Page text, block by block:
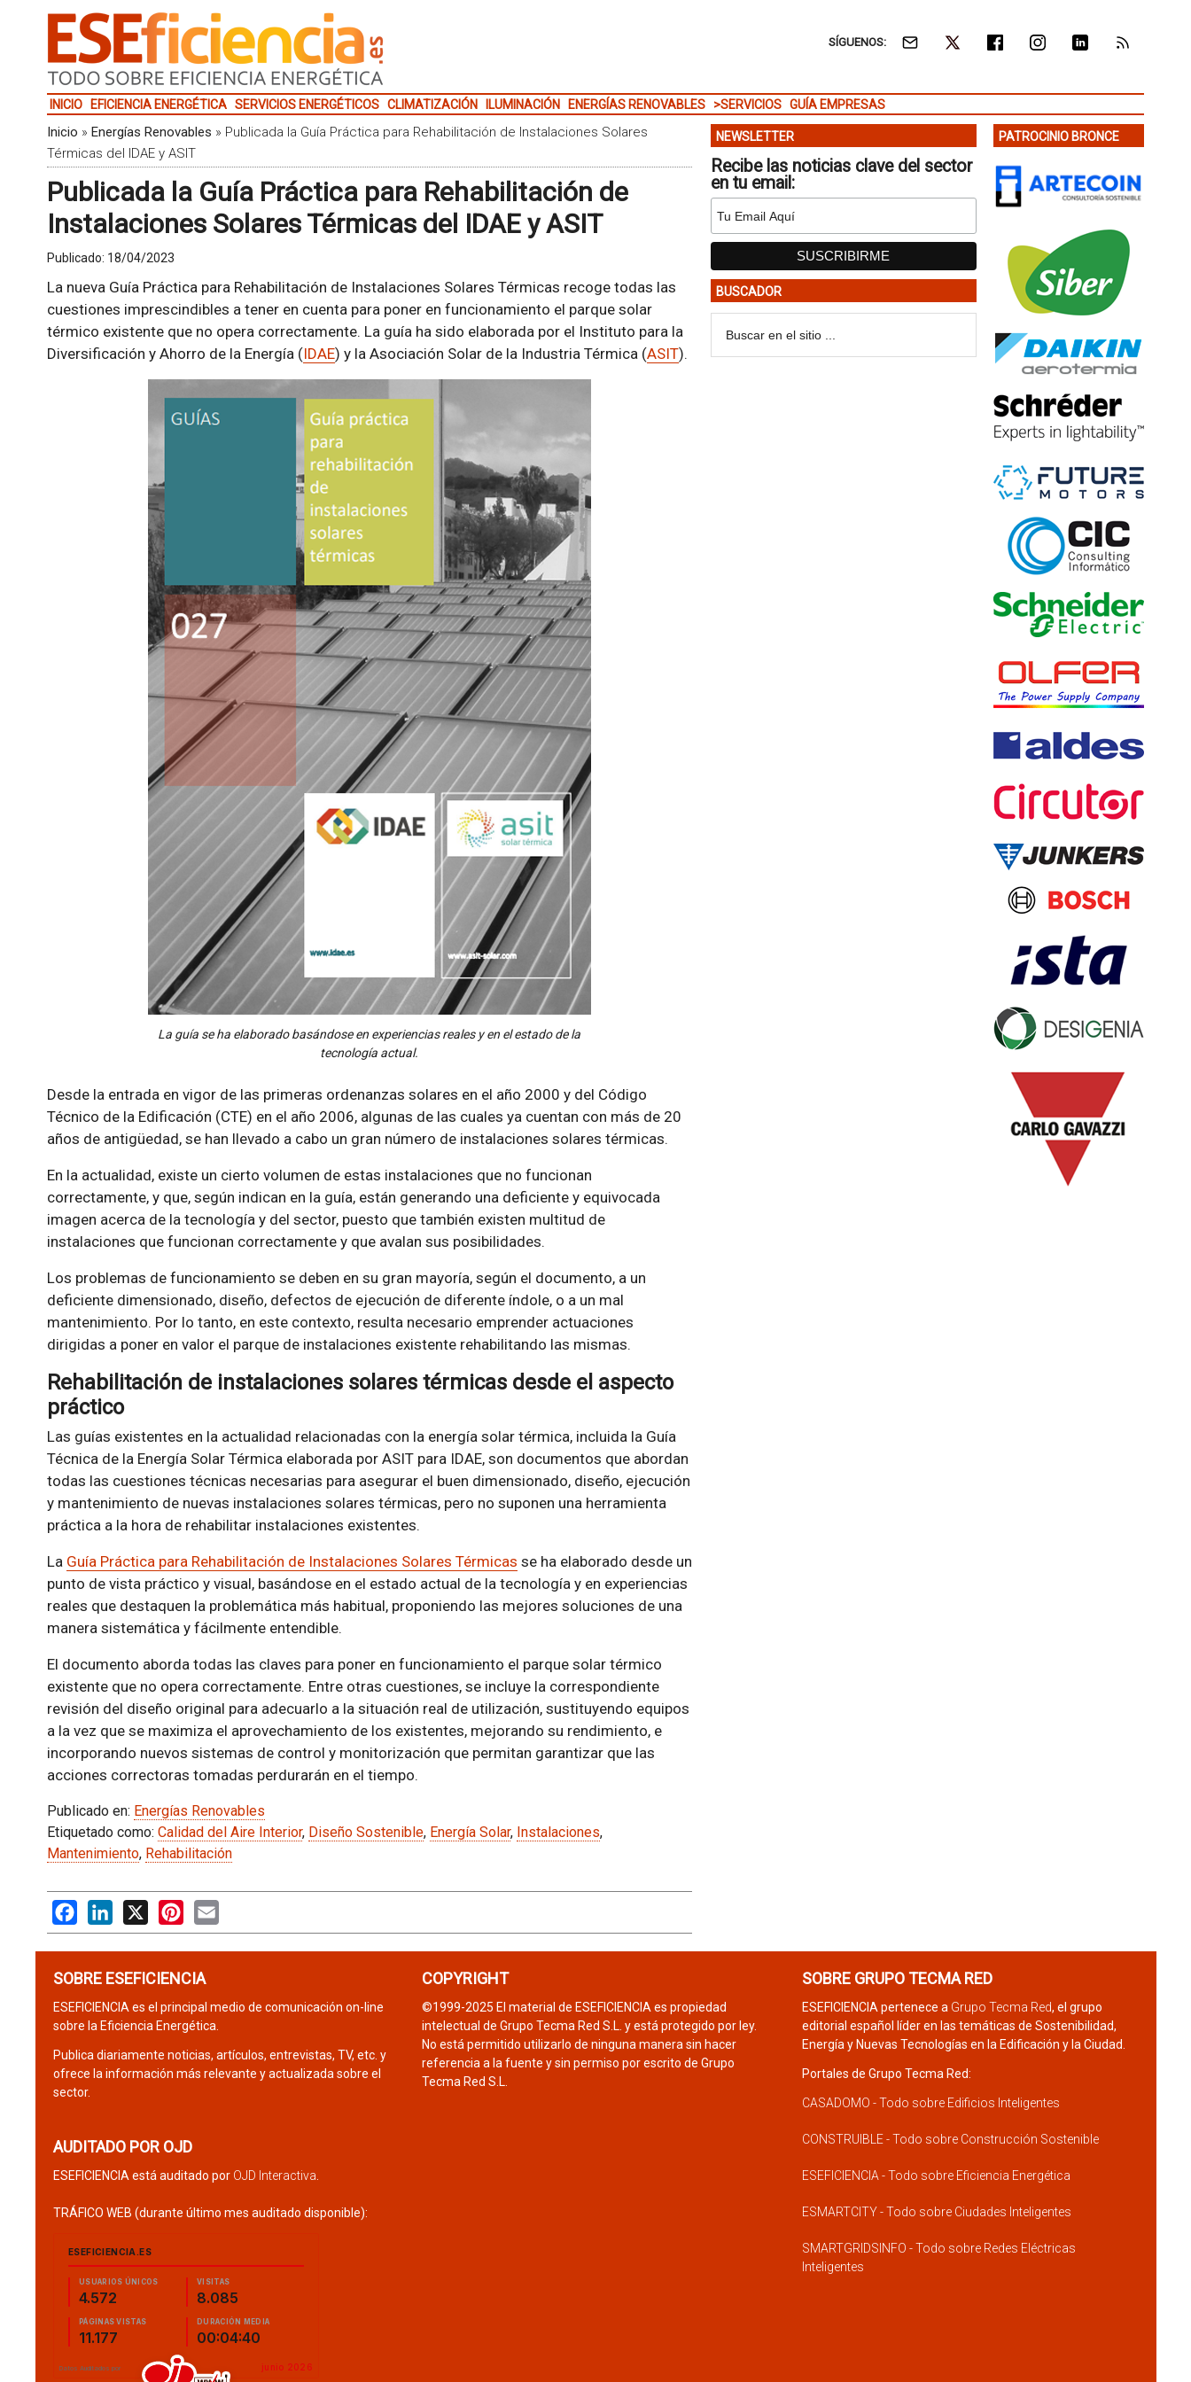
SÍGUENOS:
INICIO EFICIENCIA ENERGÉTICA SERVICIOS ENERGÉTICOS CLIMATIZACIÓN ILUMINACIÓN ENERGÍAS RENOVABLES >SERVICIOS GUÍA EMPRESAS
Inicio » Energías Renovables » Publicada la Guía Práctica para Rehabilitación de Instalaciones Solares
Térmicas del IDAE y ASIT
Publicada la Guía Práctica para Rehabilitación de
Instalaciones Solares Térmicas del IDAE y ASIT
Publicado: 18/04/2023
La nueva Guía Práctica para Rehabilitación de Instalaciones Solares Térmicas recoge todas las
cuestiones imprescindibles a tener en cuenta para poner en funcionamiento el parque solar
térmico existente que no opera correctamente. La guía ha sido elaborada por el Instituto para la
Diversificación y Ahorro de la Energía (IDAE) y la Asociación Solar de la Industria Térmica (ASIT).
La guía se ha elaborado basándose en experiencias reales y en el estado de la
tecnología actual.
Desde la entrada en vigor de las primeras ordenanzas solares en el año 2000 y del Código
Técnico de la Edificación (CTE) en el año 2006, algunas de las cuales ya cuentan con más de 20
años de antigüedad, se han llevado a cabo un gran número de instalaciones solares térmicas.
En la actualidad, existe un cierto volumen de estas instalaciones que no funcionan
correctamente, y que, según indican en la guía, están generando una deficiente y equivocada
imagen acerca de la tecnología y del sector, puesto que también existen multitud de
instalaciones que funcionan correctamente y que avalan sus posibilidades.
Los problemas de funcionamiento se deben en su gran mayoría, según el documento, a un
deficiente dimensionado, diseño, defectos de ejecución de diferente índole, o a un mal
mantenimiento. Por lo tanto, en este contexto, resulta necesario emprender actuaciones
dirigidas a poner en valor el parque de instalaciones existente rehabilitando las mismas.
Rehabilitación de instalaciones solares térmicas desde el aspecto
práctico
Las guías existentes en la actualidad relacionadas con la energía solar térmica, incluida la Guía
Técnica de la Energía Solar Térmica elaborada por ASIT para IDAE, son documentos que abordan
todas las cuestiones técnicas necesarias para asegurar el buen dimensionado, diseño, ejecución
y mantenimiento de nuevas instalaciones solares térmicas, pero no suponen una herramienta
práctica a la hora de rehabilitar instalaciones existentes.
La Guía Práctica para Rehabilitación de Instalaciones Solares Térmicas se ha elaborado desde un
punto de vista práctico y visual, basándose en el estado actual de la tecnología y en experiencias
reales que destaquen la problemática más habitual, proponiendo las mejores soluciones de una
manera sistemática y fácilmente entendible.
El documento aborda todas las claves para poner en funcionamiento el parque solar térmico
existente que no opera correctamente. Entre otras cuestiones, se incluye la correspondiente
revisión del diseño original para adecuarlo a la situación real de utilización, sustituyendo equipos
a la vez que se maximiza el aprovechamiento de los existentes, mejorando su rendimiento, e
incorporando nuevos sistemas de control y monitorización que permitan garantizar que las
acciones correctoras tomadas perdurarán en el tiempo.
Publicado en: Energías Renovables
Etiquetado como: Calidad del Aire Interior, Diseño Sostenible, Energía Solar, Instalaciones,
Mantenimiento, Rehabilitación
FacebookLinkedIn
X PinterestEmail
NEWSLETTER
Recibe las noticias clave del sector
en tu email:
BUSCADOR
PATROCINIO BRONCE
SOBRE ESEFICIENCIA
ESEFICIENCIA es el principal medio de comunicación on-line
sobre la Eficiencia Energética.
Publica diariamente noticias, artículos, entrevistas, TV, etc. y
ofrece la información más relevante y actualizada sobre el
sector.
AUDITADO POR OJD
ESEFICIENCIA está auditado por OJD Interactiva
TRÁFICO WEB (durante último mes auditado disponible):
COPYRIGHT
©1999-2025 El material de ESEFICIENCIA es propiedad
intelectual de Grupo Tecma Red S.L. y está protegido por ley.
No está permitido utilizarlo de ninguna manera sin hacer
referencia a la fuente y sin permiso por escrito de Grupo
Tecma Red S.L.
SOBRE GRUPO TECMA RED
ESEFICIENCIA pertenece a Grupo Tecma Red, el grupo
editorial español líder en las temáticas de Sostenibilidad,
Energía y Nuevas Tecnologías en la Edificación y la Ciudad.
Portales de Grupo Tecma Red:
CASADOMO - Todo sobre Edificios Inteligentes
CONSTRUIBLE - Todo sobre Construcción Sostenible
ESEFICIENCIA - Todo sobre Eficiencia Energética
ESMARTCITY - Todo sobre Ciudades Inteligentes
SMARTGRIDSINFO - Todo sobre Redes Eléctricas
Inteligentes